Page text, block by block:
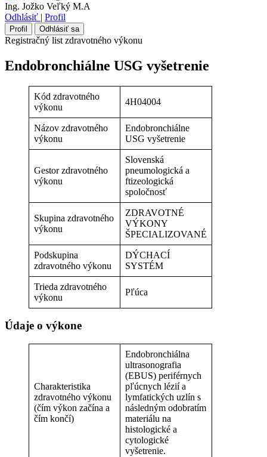
Ing. Jožko Veľký M.A
Odhlásiť | Profil
Profil Odhlásiť sa
Registračný list zdravotného výkonu
Endobronchiálne USG vyšetrenie
Kód zdravotného
výkonu
4H04004
Názov zdravotného
výkonu
Endobronchiálne
USG vyšetrenie
Gestor zdravotného
výkonu
Slovenská
pneumologická a
ftizeologická
spoločnosť
Skupina zdravotného
výkonu
ZDRAVOTNÉ
VÝKONY
ŠPECIALIZOVANÉ
Podskupina
zdravotného výkonu
DÝCHACÍ
SYSTÉM
Trieda zdravotného
výkonu
Pľúca
Údaje o výkone
Charakteristika
zdravotného výkonu
(čím výkon začína a
čím končí)
Endobronchiálna
ultrasonografia
(EBUS) periférnych
pľúcnych lézií a
lymfatických uzlín s
následným odobratím
materiálu na
histologické a
cytologické
vyšetrenie.